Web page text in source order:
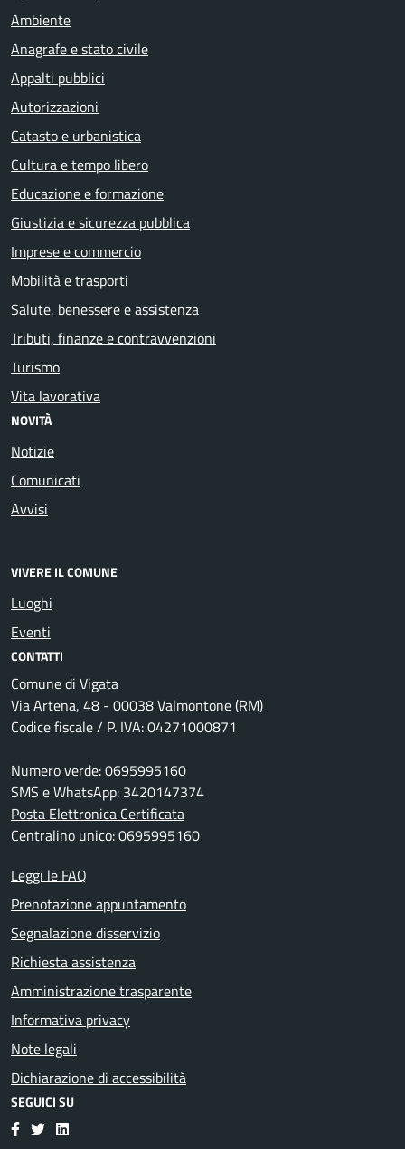
Ambiente
Anagrafe e stato civile
Appalti pubblici
Autorizzazioni
Catasto e urbanistica
Cultura e tempo libero
Educazione e formazione
Giustizia e sicurezza pubblica
Imprese e commercio
Mobilità e trasporti
Salute, benessere e assistenza
Tributi, finanze e contravvenzioni
Turismo
Vita lavorativa
NOVITÀ
Notizie
Comunicati
Avvisi
VIVERE IL COMUNE
Luoghi
Eventi
CONTATTI
Comune di Vigata
Via Artena, 48 - 00038 Valmontone (RM)
Codice fiscale / P. IVA: 04271000871
Numero verde: 0695995160
SMS e WhatsApp: 3420147374
Posta Elettronica Certificata
Centralino unico: 0695995160
Leggi le FAQ
Prenotazione appuntamento
Segnalazione disservizio
Richiesta assistenza
Amministrazione trasparente
Informativa privacy
Note legali
Dichiarazione di accessibilità
SEGUICI SU
Facebook
TwitterLinkedIn